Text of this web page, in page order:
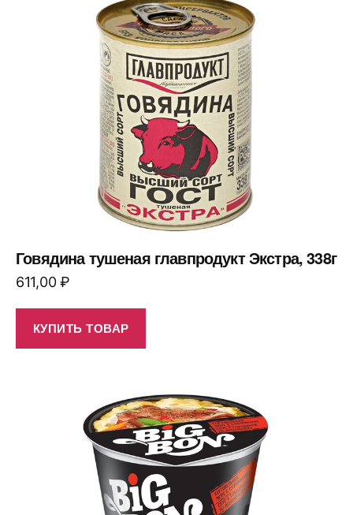
Говядина тушеная главпродукт Экстра, 338г
611,00₽
КУПИТЬ ТОВАР